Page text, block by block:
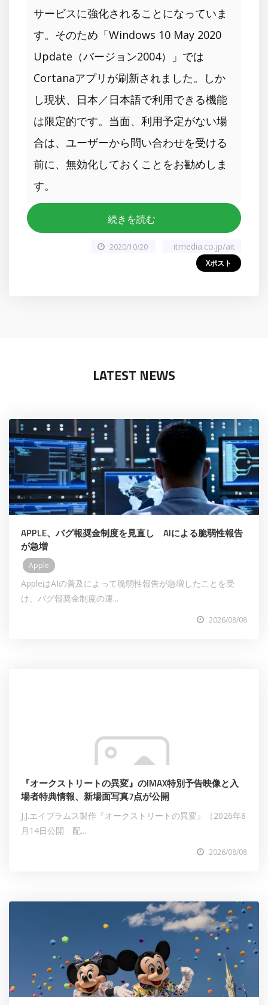
サービスに強化されることになっていま
す。そのため「Windows 10 May 2020
Update（バージョン2004）」では
Cortanaアプリが刷新されました。しか
し現状、日本／日本語で利用できる機能
は限定的です。当面、利用予定がない場
合は、ユーザーから問い合わせを受ける
前に、無効化しておくことをお勧めしま
す。
続きを読む
2020/10/20 itmedia.co.jp/ait
Xポスト
LATEST NEWS
APPLE、バグ報奨金制度を見直し AIによる脆弱性報告
が急増
Apple
AppleはAIの普及によって脆弱性報告が急増したことを受
け、バグ報奨金制度の運...
2026/08/08
『オークストリートの異変』のIMAX特別予告映像と入
場者特典情報、新場面写真7点が公開
J.J.エイブラムス製作『オークストリートの異変』（2026年8
月14日公開 配...
2026/08/08